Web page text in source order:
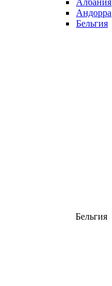
Албания
Андорра
Бельгия
Бельгия